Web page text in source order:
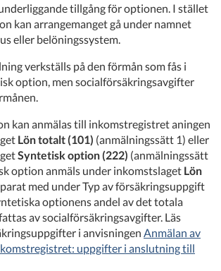
tillgång för optionen. I stället
kan arrangemanget gå under namnet
eller belöningssystem.
verkställs på den förmån som fås i
option, men socialförsäkringsavgifter
kan anmälas till inkomstregistret aningen
Lön totalt (101) (anmälningssätt 1) eller
Syntetisk option (222) (anmälningssätt
option anmäls under inkomstslaget Lön
med under Typ av försäkringsuppgift
optionens andel av det totala
av socialförsäkringsavgifter. Läs
i anvisningen Anmälan av
uppgifter i anslutning till